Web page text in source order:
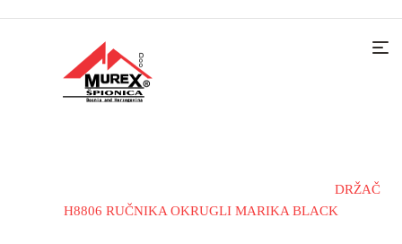
DRŽAČ
H8806 RUČNIKA OKRUGLI MARIKA BLACK